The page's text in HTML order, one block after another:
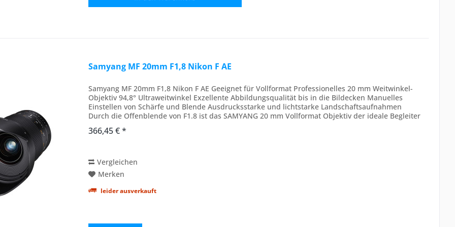
Samyang MF 20mm F1,8 Nikon F AE
Samyang MF 20mm F1,8 Nikon F AE Geeignet für Vollformat Professionelles 20 mm Weitwinkel-
Objektiv 94,8° Ultraweitwinkel Exzellente Abbildungsqualität bis in die Bildecken Manuelles
Einstellen von Schärfe und Blende Ausdrucksstarke und lichtstarke Landschaftsaufnahmen
Durch die Offenblende von F1.8 ist das SAMYANG 20 mm Vollformat Objektiv der ideale Begleiter
366,45 € *
Vergleichen
Merken
leider ausverkauft